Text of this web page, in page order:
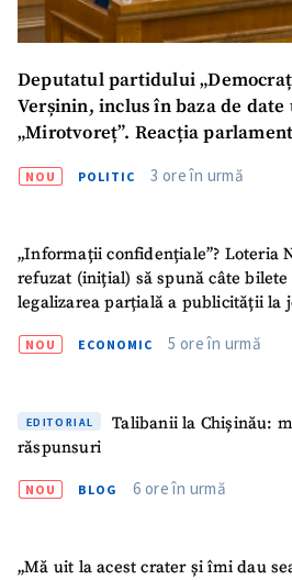
Deputatul partidului
Verșinin, inclus în baza de date
„Mirotvoreț”. Reacția
NOU POLITIC 3 ore în urmă
„Informații confidențiale”? Loteria
refuzat (inițial) să spună câte
legalizarea parțială a publicității la
NOU ECONOMIC 5 ore în urmă
EDITORIAL
Talibanii la Chișinău:
răspunsuri
NOU BLOG 6 ore în urmă
„Mă uit la acest crater și îmi dau